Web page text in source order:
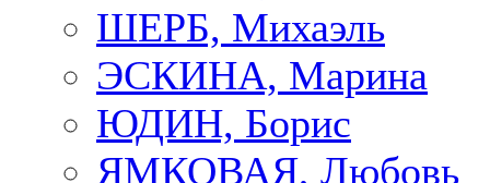
ШЕРБ, Михаэль
ЭСКИНА, Марина
ЮДИН, Борис
ЯМКОВАЯ, Любовь